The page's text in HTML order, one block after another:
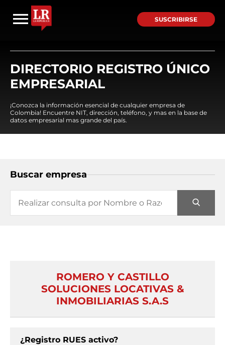
SUSCRIBIRSE
DIRECTORIO REGISTRO ÚNICO
EMPRESARIAL
¡Conozca la información esencial de cualquier empresa de
Colombia! Encuentre NIT, dirección, teléfono, y mas en la base de
datos empresarial mas grande del país.
Buscar empresa
ROMERO Y CASTILLO
SOLUCIONES LOCATIVAS &
INMOBILIARIAS S.A.S
¿Registro RUES activo?